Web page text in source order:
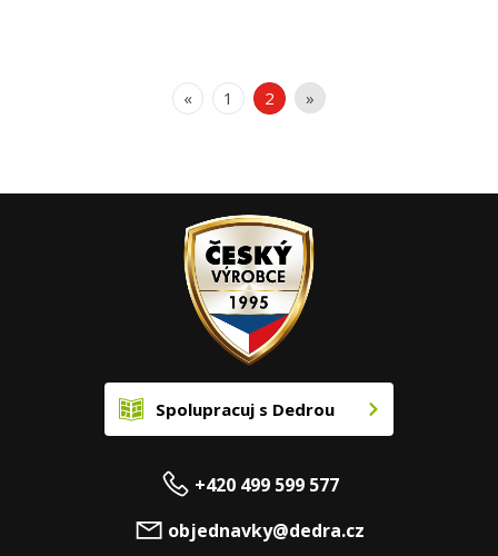
« 1 2 »
Spolupracuj s Dedrou
+420 499 599 577
objednavky@dedra.cz